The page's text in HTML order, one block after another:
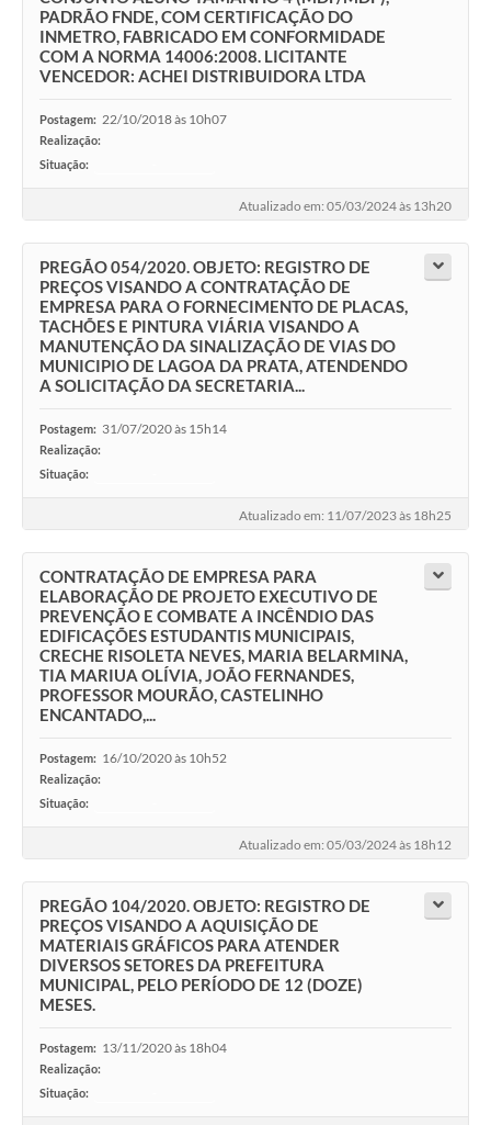
PADRÃO FNDE, COM CERTIFICAÇÃO DO
INMETRO, FABRICADO EM CONFORMIDADE
COM A NORMA 14006:2008. LICITANTE
VENCEDOR: ACHEI DISTRIBUIDORA LTDA
Postagem: 22/10/2018 às 10h07
Realização:
Situação:
Atualizado em: 05/03/2024 às 13h20
PREGÃO 054/2020. OBJETO: REGISTRO DE
PREÇOS VISANDO A CONTRATAÇÃO DE
EMPRESA PARA O FORNECIMENTO DE PLACAS,
TACHÕES E PINTURA VIÁRIA VISANDO A
MANUTENÇÃO DA SINALIZAÇÃO DE VIAS DO
MUNICIPIO DE LAGOA DA PRATA, ATENDENDO
A SOLICITAÇÃO DA SECRETARIA...
Postagem: 31/07/2020 às 15h14
Realização:
Situação:
Atualizado em: 11/07/2023 às 18h25
CONTRATAÇÃO DE EMPRESA PARA
ELABORAÇÃO DE PROJETO EXECUTIVO DE
PREVENÇÃO E COMBATE A INCÊNDIO DAS
EDIFICAÇÕES ESTUDANTIS MUNICIPAIS,
CRECHE RISOLETA NEVES, MARIA BELARMINA,
TIA MARIUA OLÍVIA, JOÃO FERNANDES,
PROFESSOR MOURÃO, CASTELINHO
ENCANTADO,...
Postagem: 16/10/2020 às 10h52
Realização:
Situação:
Atualizado em: 05/03/2024 às 18h12
PREGÃO 104/2020. OBJETO: REGISTRO DE
PREÇOS VISANDO A AQUISIÇÃO DE
MATERIAIS GRÁFICOS PARA ATENDER
DIVERSOS SETORES DA PREFEITURA
MUNICIPAL, PELO PERÍODO DE 12 (DOZE)
MESES.
Postagem: 13/11/2020 às 18h04
Realização:
Situação: